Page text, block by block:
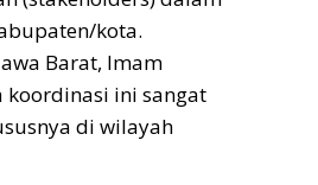
kota.
Barat, Imam
koordinasi ini sangat
di wilayah